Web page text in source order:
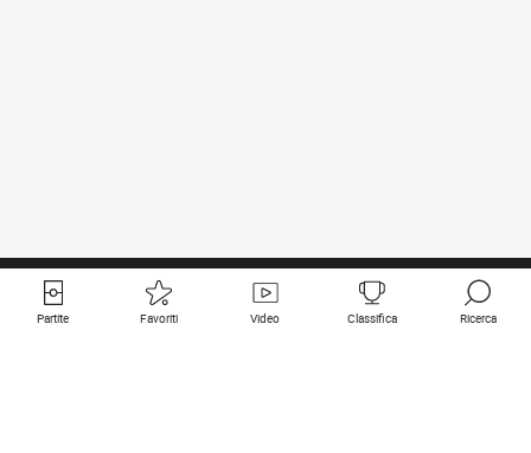
Partite Favoriti Video Classifica Ricerca